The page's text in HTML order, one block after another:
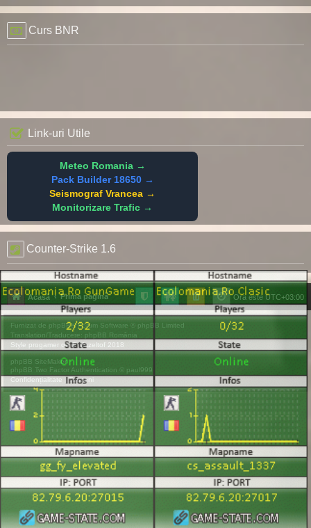
Curs BNR
Link-uri Utile
Meteo Romania →
Pack Builder 18650 →
Seismograf Vrancea →
Monitorizare Trafic →
Counter-Strike 1.6
Acasă Prima pagină Ora este UTC+03:00
Furnizat de phpBB® Forum Software © phpBB Limited
Translation/Traducere: phpBB România
Style progamer de ©Mazeltof 2018
phpBB SiteMaker
phpBB Two Factor Authentication © paul999
Confidențialitate |Termeni